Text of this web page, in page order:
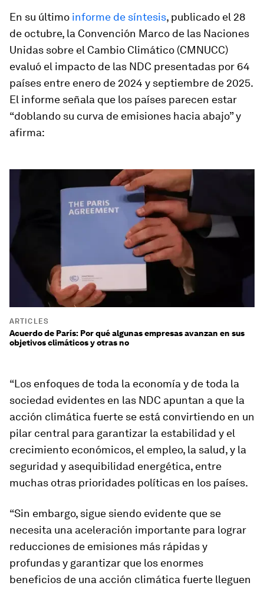
En su último informe de síntesis, publicado el 28
de octubre, la Convención Marco de las Naciones
Unidas sobre el Cambio Climático (CMNUCC)
evaluó el impacto de las NDC presentadas por 64
países entre enero de 2024 y septiembre de 2025.
El informe señala que los países parecen estar
“doblando su curva de emisiones hacia abajo” y
afirma:
ARTICLES
Acuerdo de París: Por qué algunas empresas avanzan en sus
objetivos climáticos y otras no
“Los enfoques de toda la economía y de toda la
sociedad evidentes en las NDC apuntan a que la
acción climática fuerte se está convirtiendo en un
pilar central para garantizar la estabilidad y el
crecimiento económicos, el empleo, la salud, y la
seguridad y asequibilidad energética, entre
muchas otras prioridades políticas en los países.
“Sin embargo, sigue siendo evidente que se
necesita una aceleración importante para lograr
reducciones de emisiones más rápidas y
profundas y garantizar que los enormes
beneficios de una acción climática fuerte lleguen